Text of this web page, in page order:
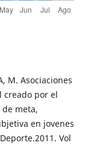
M. Asociaciones
creado por el
meta,
en jovenes
Vol